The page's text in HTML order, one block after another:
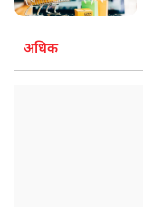
अधिक